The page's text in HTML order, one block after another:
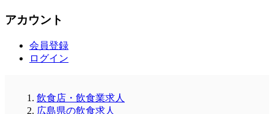
アカウント
会員登録
ログイン
飲食店・飲食業求人
広島県の飲食求人